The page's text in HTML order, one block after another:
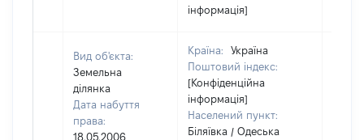
інформація]
Вид об'єкта:
Земельна
ділянка
Дата набуття
права:
18.05.2006
Країна:
Україна
Поштовий індекс:
[Конфіденційна
інформація]
Населений пункт:
Біляївка / Одеська